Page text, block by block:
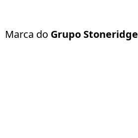
Marca do Grupo Stoneridge